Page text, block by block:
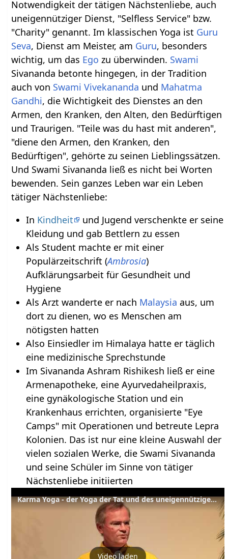
Notwendigkeit der tätigen Nächstenliebe, auch
uneigennütziger Dienst, "Selfless Service" bzw.
"Charity" genannt. Im klassischen Yoga ist Guru
Seva, Dienst am Meister, am Guru, besonders
wichtig, um das Ego zu überwinden. Swami
Sivananda betonte hingegen, in der Tradition
auch von Swami Vivekananda und Mahatma
Gandhi, die Wichtigkeit des Dienstes an den
Armen, den Kranken, den Alten, den Bedürftigen
und Traurigen. "Teile was du hast mit anderen",
"diene den Armen, den Kranken, den
Bedürftigen", gehörte zu seinen Lieblingssätzen.
Und Swami Sivananda ließ es nicht bei Worten
bewenden. Sein ganzes Leben war ein Leben
tätiger Nächstenliebe:
In Kindheit
und Jugend verschenkte er seine
Kleidung und gab Bettlern zu essen
Als Student machte er mit einer
Populärzeitschrift (Ambrosia)
Aufklärungsarbeit für Gesundheit und
Hygiene
Als Arzt wanderte er nach Malaysia aus, um
dort zu dienen, wo es Menschen am
nötigsten hatten
Also Einsiedler im Himalaya hatte er täglich
eine medizinische Sprechstunde
Im Sivananda Ashram Rishikesh ließ er eine
Armenapotheke, eine Ayurvedaheilpraxis,
eine gynäkologische Station und ein
Krankenhaus errichten, organisierte "Eye
Camps" mit Operationen und betreute Lepra
Kolonien. Das ist nur eine kleine Auswahl der
vielen sozialen Werke, die Swami Sivananda
und seine Schüler im Sinne von tätiger
Nächstenliebe initiierten
Karma Yoga - der Yoga der Tat und des uneigennützigen Dienens
Video laden